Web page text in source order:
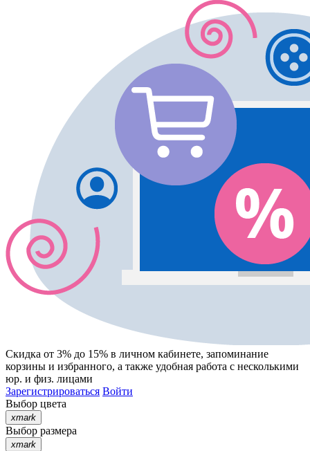
Скидка от 3% до 15% в личном кабинете, запоминание
корзины и избранного, а также удобная работа с несколькими
юр. и физ. лицами
Зарегистрироваться Войти
Выбор цвета
xmark
Выбор размера
xmark